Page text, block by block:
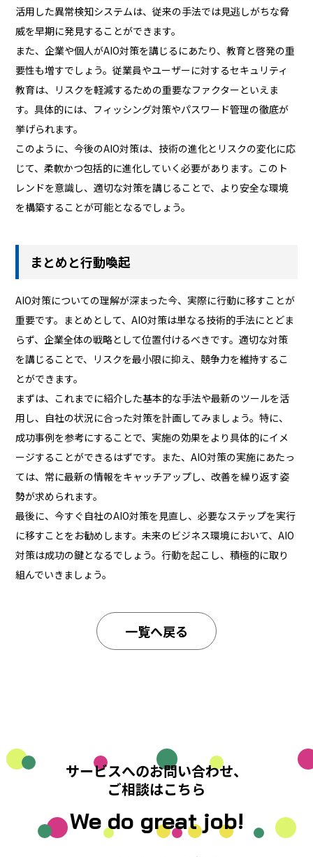
活用した異常検知システムは、従来の手法では見逃しがちな脅
威を早期に発見することができます。
また、企業や個人がAIO対策を講じるにあたり、教育と啓発の重
要性も増すでしょう。従業員やユーザーに対するセキュリティ
教育は、リスクを軽減するための重要なファクターといえま
す。具体的には、フィッシング対策やパスワード管理の徹底が
挙げられます。
このように、今後のAIO対策は、技術の進化とリスクの変化に応
じて、柔軟かつ包括的に進化していく必要があります。このト
レンドを意識し、適切な対策を講じることで、より安全な環境
を構築することが可能となるでしょう。
まとめと行動喚起
AIO対策についての理解が深まった今、実際に行動に移すことが
重要です。まとめとして、AIO対策は単なる技術的手法にとどま
らず、企業全体の戦略として位置付けるべきです。適切な対策
を講じることで、リスクを最小限に抑え、競争力を維持するこ
とができます。
まずは、これまでに紹介した基本的な手法や最新のツールを活
用し、自社の状況に合った対策を計画してみましょう。特に、
成功事例を参考にすることで、実施の効果をより具体的にイメ
ージすることができるはずです。また、AIO対策の実施にあたっ
ては、常に最新の情報をキャッチアップし、改善を繰り返す姿
勢が求められます。
最後に、今すぐ自社のAIO対策を見直し、必要なステップを実行
に移すことをお勧めします。未来のビジネス環境において、AIO
対策は成功の鍵となるでしょう。行動を起こし、積極的に取り
組んでいきましょう。
一覧へ戻る
サービスへのお問い合わせ、
ご相談はこちら
We do great job!